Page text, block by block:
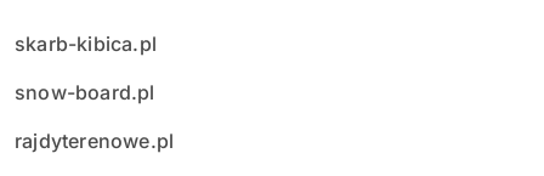
skarb-kibica.pl
snow-board.pl
rajdyterenowe.pl